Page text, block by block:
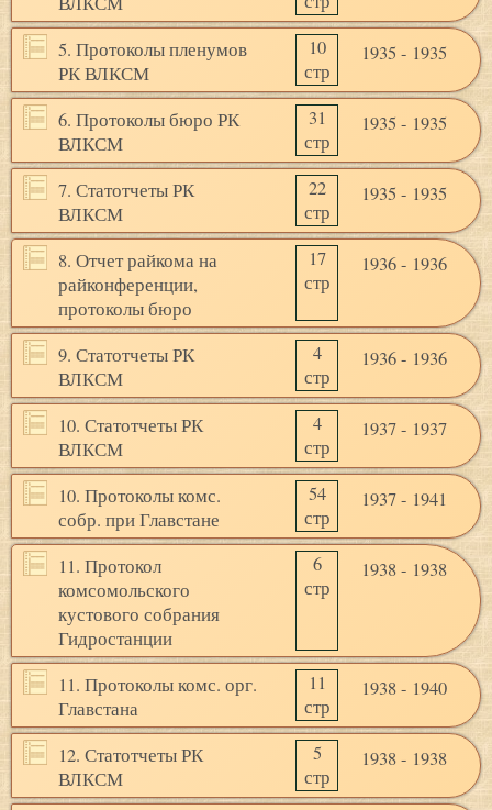
5. Протоколы пленумов
РК ВЛКСМ
10
стр
1935 - 1935
6. Протоколы бюро РК
ВЛКСМ
31
стр
1935 - 1935
7. Статотчеты РК
ВЛКСМ
22
стр
1935 - 1935
8. Отчет райкома на
райконференции,
протоколы бюро
17
стр
1936 - 1936
9. Статотчеты РК
ВЛКСМ
4
стр
1936 - 1936
10. Статотчеты РК
ВЛКСМ
4
стр
1937 - 1937
10. Протоколы комс.
собр. при Главстане
54
стр
1937 - 1941
11. Протокол
комсомольского
кустового собрания
Гидростанции
6
стр
1938 - 1938
11. Протоколы комс. орг.
Главстана
11
стр
1938 - 1940
12. Статотчеты РК
ВЛКСМ
5
стр
1938 - 1938